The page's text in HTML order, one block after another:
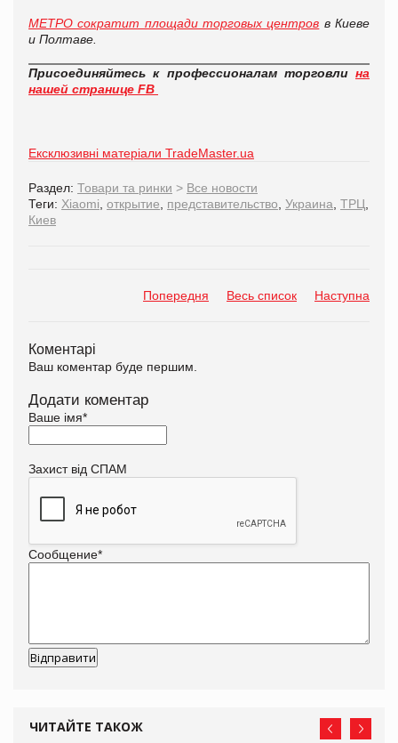
МЕТРО сократит площади торговых центров в Киеве
и Полтаве.
Присоединяйтесь к профессионалам торговли на
нашей странице FB
Ексклюзивні матеріали TradeMaster.ua
Раздел: Товари та ринки > Все новости
Теги: Xiaomi открытие представительство Украина ТРЦ
Киев
Попередня Весь список Наступна
Коментарі
Ваш коментар буде першим.
Додати коментар
Ваше імя*
Захист від СПАМ
Сообщение*
ЧИТАЙТЕ ТАКОЖ